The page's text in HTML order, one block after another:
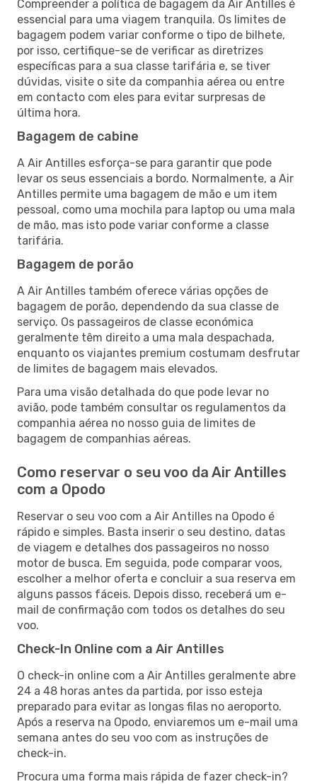
Compreender a política de bagagem da Air Antilles é
essencial para uma viagem tranquila. Os limites de
bagagem podem variar conforme o tipo de bilhete,
por isso, certifique-se de verificar as diretrizes
específicas para a sua classe tarifária e, se tiver
dúvidas, visite o site da companhia aérea ou entre
em contacto com eles para evitar surpresas de
última hora.
Bagagem de cabine
A Air Antilles esforça-se para garantir que pode
levar os seus essenciais a bordo. Normalmente, a Air
Antilles permite uma bagagem de mão e um item
pessoal, como uma mochila para laptop ou uma mala
de mão, mas isto pode variar conforme a classe
tarifária.
Bagagem de porão
A Air Antilles também oferece várias opções de
bagagem de porão, dependendo da sua classe de
serviço. Os passageiros de classe económica
geralmente têm direito a uma mala despachada,
enquanto os viajantes premium costumam desfrutar
de limites de bagagem mais elevados.
Para uma visão detalhada do que pode levar no
avião, pode também consultar os regulamentos da
companhia aérea no nosso guia de limites de
bagagem de companhias aéreas.
Como reservar o seu voo da Air Antilles
com a Opodo
Reservar o seu voo com a Air Antilles na Opodo é
rápido e simples. Basta inserir o seu destino, datas
de viagem e detalhes dos passageiros no nosso
motor de busca. Em seguida, pode comparar voos,
escolher a melhor oferta e concluir a sua reserva em
alguns passos fáceis. Depois disso, receberá um e-
mail de confirmação com todos os detalhes do seu
voo.
Check-In Online com a Air Antilles
O check-in online com a Air Antilles geralmente abre
24 a 48 horas antes da partida, por isso esteja
preparado para evitar as longas filas no aeroporto.
Após a reserva na Opodo, enviaremos um e-mail uma
semana antes do seu voo com as instruções de
check-in.
Procura uma forma mais rápida de fazer check-in?